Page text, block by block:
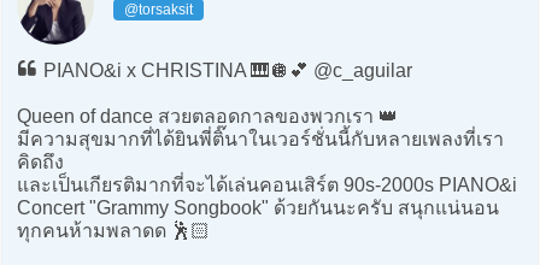
@torsaksit
PIANO&i x CHRISTINA 🎹🪩💕 @c_aguilar
Queen of dance สวยตลอดกาลของพวกเรา 👑
มีความสุขมากที่ได้ยินพี่ติ๊นาในเวอร์ชั่นนี้กับหลายเพลงที่เรา
คิดถึง
และเป็นเกียรติมากที่จะได้เล่นคอนเสิร์ต 90s-2000s PIANO&i
Concert "Grammy Songbook" ด้วยกันนะครับ สนุกแน่นอน
ทุกคนห้ามพลาดด 🕺🏻